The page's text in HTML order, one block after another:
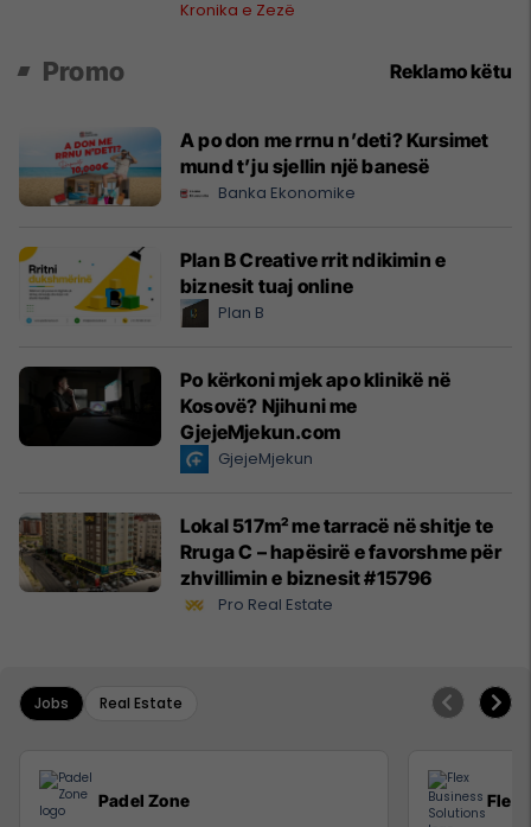
Ferizajt
Kronika e Zezë
Promo Reklamo këtu
A po don me rrnu n’deti? Kursimet
mund t’ju sjellin një banesë
Banka Ekonomike
Plan B Creative rrit ndikimin e
biznesit tuaj online
Plan B
Po kërkoni mjek apo klinikë në
Kosovë? Njihuni me
GjejeMjekun.com
GjejeMjekun
Lokal 517m² me tarracë në shitje te
Rruga C – hapësirë e favorshme për
zhvillimin e biznesit #15796
Pro Real Estate
Jobs Real Estate
Padel Zone Flex